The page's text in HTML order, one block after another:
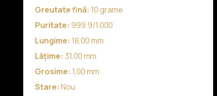
Greutate fină: 10 grame
Puritate: 999.9/1.000
Lungime: 18,00 mm
Lățime: 31,00 mm
Grosime: 1,00 mm
Stare: Nou